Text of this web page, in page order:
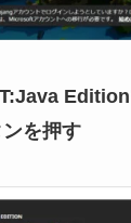
を押す